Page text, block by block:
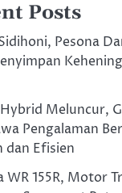
Posts
Pesona
Meluncur,
Pengalaman
dan Efisien
WR 155R, Motor